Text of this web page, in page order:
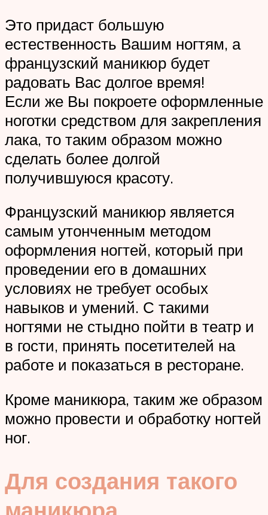
Это придаст большую
естественность Вашим ногтям, а
французский маникюр будет
радовать Вас долгое время!
Если же Вы покроете оформленные
ноготки средством для закрепления
лака, то таким образом можно
сделать более долгой
получившуюся красоту.
Французский маникюр является
самым утонченным методом
оформления ногтей, который при
проведении его в домашних
условиях не требует особых
навыков и умений. С такими
ногтями не стыдно пойти в театр и
в гости, принять посетителей на
работе и показаться в ресторане.
Кроме маникюра, таким же образом
можно провести и обработку ногтей
ног.
Для создания такого